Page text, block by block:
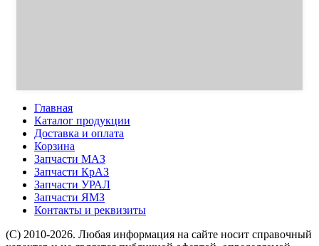
Главная
Каталог продукции
Доставка и оплата
Корзина
Запчасти МАЗ
Запчасти КрАЗ
Запчасти УРАЛ
Запчасти ЯМЗ
Контакты и реквизиты
(C) 2010-2026. Любая информация на сайте носит справочный